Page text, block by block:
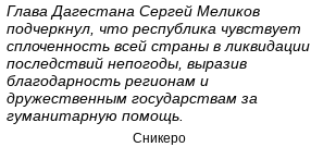
Глава Дагестана Сергей Меликов
подчеркнул, что республика чувствует
сплоченность всей страны в ликвидации
последствий непогоды, выразив
благодарность регионам и
дружественным государствам за
гуманитарную помощь.
Сникеро